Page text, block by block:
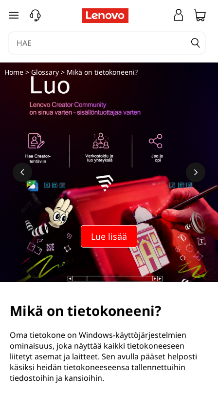
siirry pääsisältöön
Lue lisää
Home> Glossary> Mikä on tietokoneeni?
Mikä on tietokoneeni?
Oma tietokone on Windows-käyttöjärjestelmien
ominaisuus, joka näyttää kaikki tietokoneeseen
liitetyt asemat ja laitteet. Sen avulla pääset helposti
käsiksi heidän tietokoneeseensa tallennettuihin
tiedostoihin ja kansioihin.